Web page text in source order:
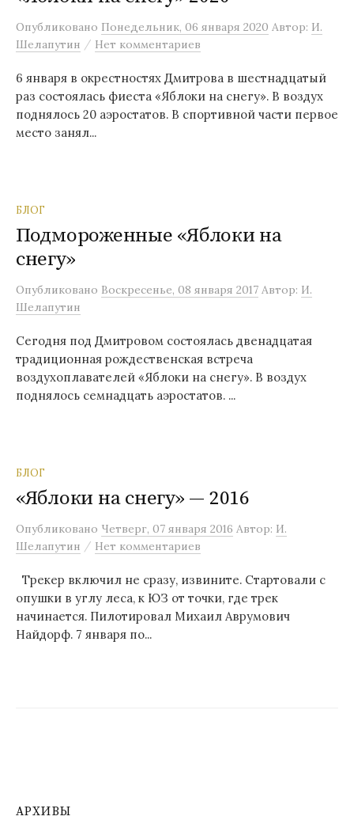
м
у
Опубликовано Понедельник, 06 января 2020 Автор: И.
Шелапутин / Нет комментариев
6 января в окрестностях Дмитрова в шестнадцатый
раз состоялась фиеста «Яблоки на снегу». В воздух
поднялось 20 аэростатов. В спортивной части первое
место занял...
БЛОГ
Подмороженные «Яблоки на
снегу»
Опубликовано Воскресенье, 08 января 2017 Автор: И.
Шелапутин
Сегодня под Дмитровом состоялась двенадцатая
традиционная рождественская встреча
воздухоплавателей «Яблоки на снегу». В воздух
поднялось семнадцать аэростатов. ...
БЛОГ
«Яблоки на снегу» — 2016
Опубликовано Четверг, 07 января 2016 Автор: И.
Шелапутин / Нет комментариев
Трекер включил не сразу, извините. Стартовали с
опушки в углу леса, к ЮЗ от точки, где трек
начинается. Пилотировал Михаил Аврумович
Найдорф. 7 января по...
АРХИВЫ